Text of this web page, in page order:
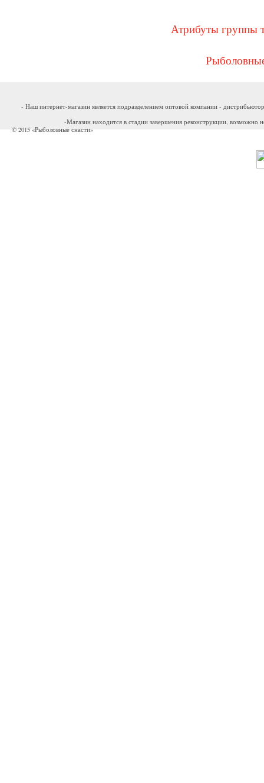
Атрибуты группы
- Наш интернет-магазин является подразделением оптовой компании -
-Магазин находится в стадии завершения реконструкции, возможно
© 2015 «Рыболовные снасти»